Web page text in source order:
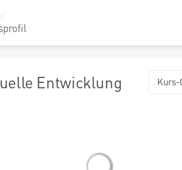
Entwicklung Kurs-